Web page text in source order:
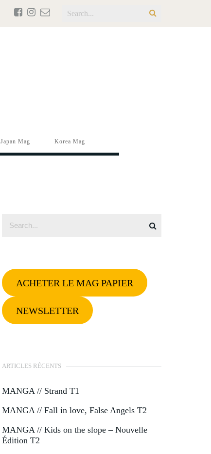
Japan Mag Korea Mag
ACHETER LE MAG PAPIER
NEWSLETTER
ARTICLES RÉCENTS
MANGA // Strand T1
MANGA // Fall in love, False Angels T2
MANGA // Kids on the slope – Nouvelle
Édition T2